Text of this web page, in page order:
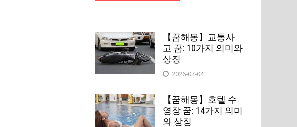
【꿈해몽】교통사
고 꿈: 10가지 의미와
상징
2026-07-04
【꿈해몽】호텔 수
영장 꿈: 14가지 의미
와 상징